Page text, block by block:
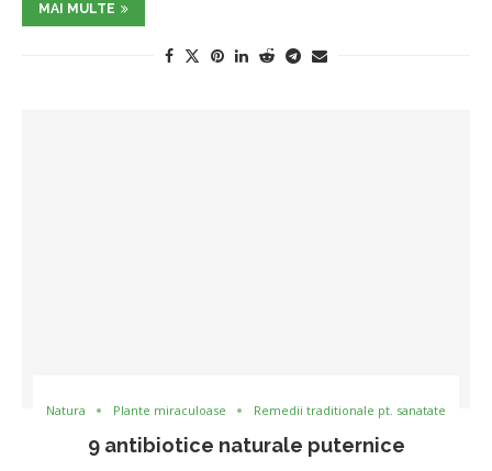
MAI MULTE
Natura Plante miraculoase Remedii traditionale pt. sanatate
9 antibiotice naturale puternice